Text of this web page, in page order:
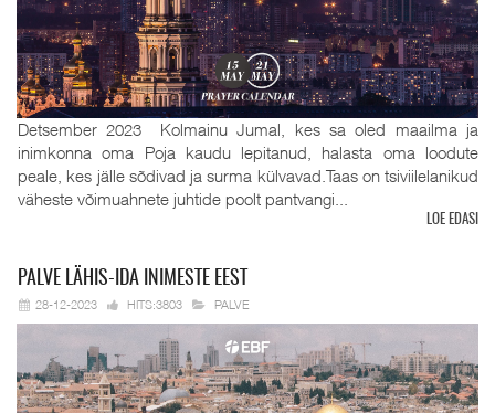
Detsember 2023 Kolmainu Jumal, kes sa oled maailma ja
inimkonna oma Poja kaudu lepitanud, halasta oma loodute
peale, kes jälle sõdivad ja surma külvavad.Taas on tsiviilelanikud
väheste võimuahnete juhtide poolt pantvangi...
LOE EDASI
PALVE LÄHIS-IDA INIMESTE EEST
28-12-2023 HITS:3803 PALVE